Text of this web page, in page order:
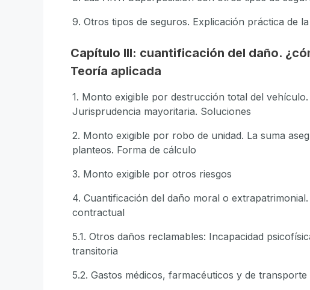
9. Otros tipos de seguros. Explicación práctica de
Capítulo III: cuantificación del daño.
Teoría aplicada
1. Monto exigible por destrucción total del
Jurisprudencia mayoritaria. Soluciones
2. Monto exigible por robo de unidad. La suma
planteos. Forma de cálculo
3. Monto exigible por otros riesgos
4. Cuantificación del daño moral o
contractual
5.1. Otros daños reclamables: Incapacidad
transitoria
5.2. Gastos médicos, farmacéuticos y de transporte